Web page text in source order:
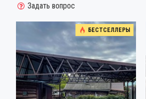
Задать вопрос
БЕСТСЕЛЛЕРЫ